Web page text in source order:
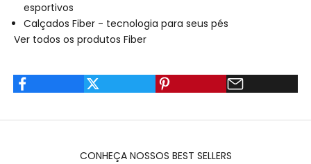
esportivos
Calçados Fiber - tecnologia para seus pés
Ver todos os produtos Fiber
CONHEÇA NOSSOS BEST SELLERS